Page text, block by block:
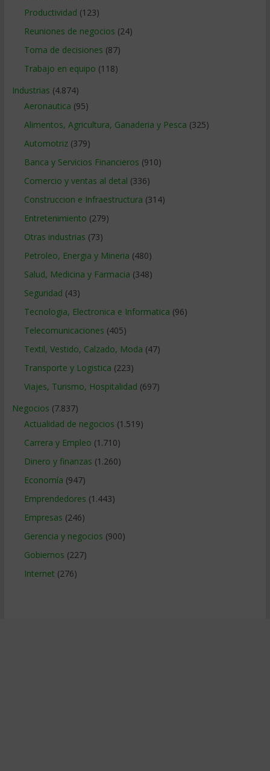
Productividad (123)
Reuniones de negocios (24)
Toma de decisiones (87)
Trabajo en equipo (118)
Industrias (4.874)
Aeronautica (95)
Alimentos, Agricultura, Ganaderia y Pesca (325)
Automotriz(379)
Banca y Servicios Financieros (910)
Comercio y ventas al detal (336)
Construccion e Infraestructura (314)
Entretenimiento (279)
Otras industrias (73)
Petroleo, Energia y Mineria (480)
Salud, Medicina y Farmacia (348)
Seguridad (43)
Tecnologia, Electronica e Informatica (96)
Telecomunicaciones (405)
Textil, Vestido, Calzado, Moda (47)
Transporte y Logistica (223)
Viajes, Turismo, Hospitalidad (697)
Negocios (7.837)
Actualidad de negocios (1.519)
Carrera y Empleo (1.710)
Dinero y finanzas (1.260)
Economía (947)
Emprendedores (1.443)
Empresas (246)
Gerencia y negocios (900)
Gobiernos (227)
Internet (276)